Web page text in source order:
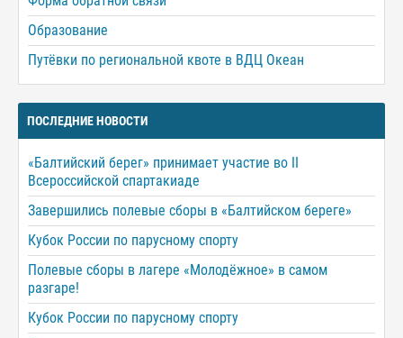
Образование
Путёвки по региональной квоте в ВДЦ Океан
ПОСЛЕДНИЕ НОВОСТИ
«Балтийский берег» принимает участие во II
Всероссийской спартакиаде
Завершились полевые сборы в «Балтийском береге»
Кубок России по парусному спорту
Полевые сборы в лагере «Молодёжное» в самом
разгаре!
Кубок России по парусному спорту